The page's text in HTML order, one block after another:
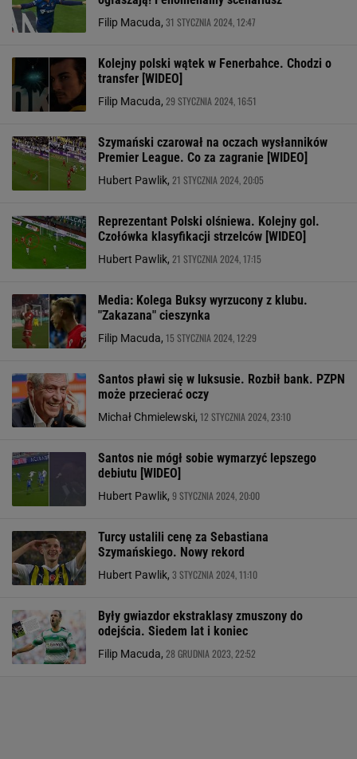
Filip Macuda, 31 STYCZNIA 2024, 12:47
Kolejny polski wątek w Fenerbahce. Chodzi o
transfer [WIDEO]
Filip Macuda, 29 STYCZNIA 2024, 16:51
Szymański czarował na oczach wysłanników
Premier League. Co za zagranie [WIDEO]
Hubert Pawlik, 21 STYCZNIA 2024, 20:05
Reprezentant Polski olśniewa. Kolejny gol.
Czołówka klasyfikacji strzelców [WIDEO]
Hubert Pawlik, 21 STYCZNIA 2024, 17:15
Media: Kolega Buksy wyrzucony z klubu.
"Zakazana" cieszynka
Filip Macuda, 15 STYCZNIA 2024, 12:29
Santos pławi się w luksusie. Rozbił bank. PZPN
może przecierać oczy
Michał Chmielewski, 12 STYCZNIA 2024, 23:10
Santos nie mógł sobie wymarzyć lepszego
debiutu [WIDEO]
Hubert Pawlik, 9 STYCZNIA 2024, 20:00
Turcy ustalili cenę za Sebastiana
Szymańskiego. Nowy rekord
Hubert Pawlik, 3 STYCZNIA 2024, 11:10
Były gwiazdor ekstraklasy zmuszony do
odejścia. Siedem lat i koniec
Filip Macuda, 28 GRUDNIA 2023, 22:52